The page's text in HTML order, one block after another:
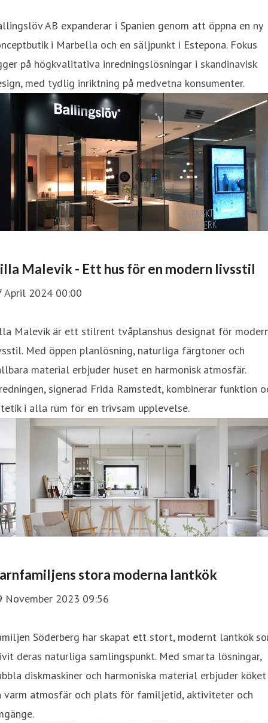
AB expanderar i Spanien genom att öppna en ny
i Marbella och en säljpunkt i Estepona. Fokus
på högkvalitativa inredningslösningar i skandinavisk
med tydlig inriktning på medvetna konsumenter.
Malevik - Ett hus för en modern livsstil
April 2024 00:00
Malevik är ett stilrent tvåplanshus designat för
Med öppen planlösning, naturliga färgtoner och
material erbjuder huset en harmonisk atmosfär.
signerad Frida Ramstedt, kombinerar funktion
i alla rum för en trivsam upplevelse.
stora moderna lantkök
November 2023 09:56
Söderberg har skapat ett stort, modernt lantkök
deras naturliga samlingspunkt. Med smarta lösningar,
diskmaskiner och harmoniska material erbjuder köket
varm atmosfär och plats för familjetid, aktiviteter och